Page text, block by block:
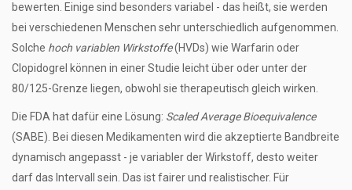
bewerten. Einige sind besonders variabel - das heißt, sie werden
bei verschiedenen Menschen sehr unterschiedlich aufgenommen.
Solche hoch variablen Wirkstoffe(HVDs) wie Warfarin oder
Clopidogrel können in einer Studie leicht über oder unter der
80/125-Grenze liegen, obwohl sie therapeutisch gleich wirken.
Die FDA hat dafür eine Lösung: Scaled Average Bioequivalence
(SABE). Bei diesen Medikamenten wird die akzeptierte Bandbreite
dynamisch angepasst - je variabler der Wirkstoff, desto weiter
darf das Intervall sein. Das ist fairer und realistischer. Für